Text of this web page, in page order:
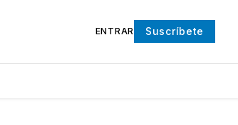
ENTRAR Suscríbete